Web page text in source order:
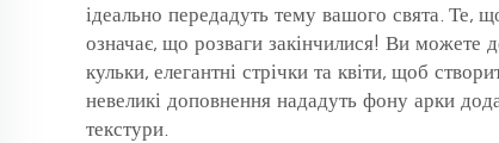
ідеально передадуть тему вашого свята. Те,
означає, що розваги закінчилися! Ви можете
кульки, елегантні стрічки та квіти, щоб
невеликі доповнення нададуть фону арки
текстури.